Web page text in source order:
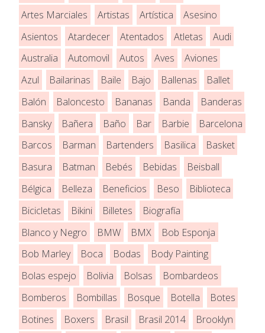
Artes Marciales
Artistas Artística
Asesino
Asientos
Atardecer Atentados Atletas
Audi
Australia
Automovil Autos Aves
Aviones
Azul
Bailarinas Baile Bajo Ballenas
Ballet
Balón
Baloncesto Bananas Banda
Banderas
Bansky
Bañera Baño Bar Barbie
Barcelona
Barcos
Barman Bartenders Basilica
Basket
Basura
Batman Bebés Bebidas
Beisball
Bélgica
Belleza Beneficios Beso
Biblioteca
Bicicletas
Bikini Billetes
Biografía
Blanco y Negro
BMW BMX
Bob Esponja
Bob Marley
Boca Bodas
Body Painting
Bolas espejo
Bolivia Bolsas
Bombardeos
Bomberos
Bombillas Bosque Botella
Botes
Botines
Boxers Brasil Brasil 2014 Brooklyn